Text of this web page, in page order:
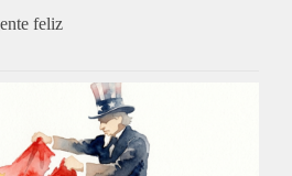
feliz